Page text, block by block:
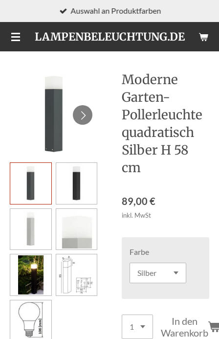
Hauptinhalt
springenLAMPENBELEUCHTUNG.DE
Auswahl an Produktfarben
Moderne
Garten-
Pollerleuchte
quadratisch
Silber H 58
cm
89,00 €
inkl. MwSt
Farbe
In den
Warenkorb